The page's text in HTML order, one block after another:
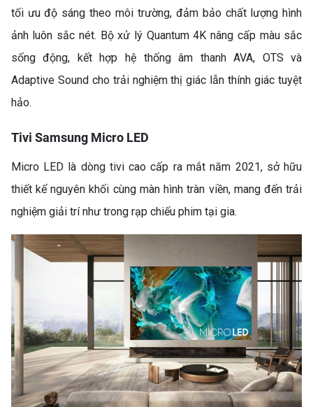
tối ưu độ sáng theo môi trường, đảm bảo chất lượng hình
ảnh luôn sắc nét. Bộ xử lý Quantum 4K nâng cấp màu sắc
sống động, kết hợp hệ thống âm thanh AVA, OTS và
Adaptive Sound cho trải nghiệm thị giác lẫn thính giác tuyệt
hảo.
Tivi Samsung Micro LED
Micro LED là dòng tivi cao cấp ra mắt năm 2021, sở hữu
thiết kế nguyên khối cùng màn hình tràn viền, mang đến trải
nghiệm giải trí như trong rạp chiếu phim tại gia.
TỦ LẠNH HISENSE
INVERTER 205 LÍT
THÔNG MINH CHO GIA
ĐÌNH HIỆN ĐẠI
MÁY LẠNH KHÔNG TẮT
ĐƯỢC? NGUYÊN NHÂN VÀ
CÁCH SỬA CHI TIẾT (MÁY
LẠNH KHÔNG TẮT)